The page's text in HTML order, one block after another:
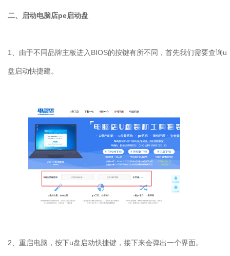
二、启动电脑店pe启动盘
1、由于不同品牌主板进入BIOS的按键有所不同，首先我们需要查询u
盘启动快捷建。
2、重启电脑，按下u盘启动快捷键，接下来会弹出一个界面。